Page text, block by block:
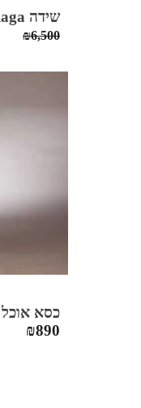
שידה Malaga
₪6,500
כסא אוכל Osaka
₪890